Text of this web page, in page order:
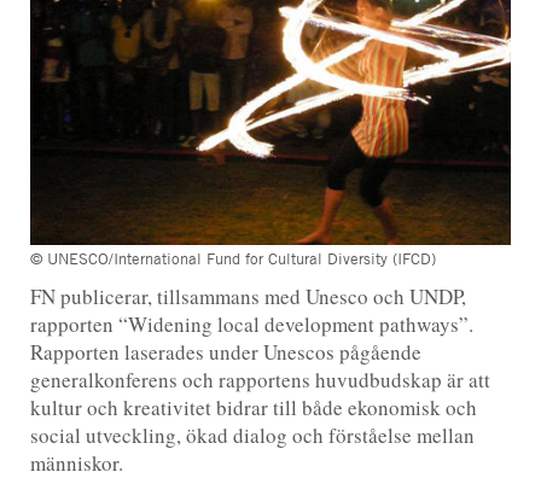
© UNESCO/International Fund for Cultural Diversity (IFCD)
FN publicerar, tillsammans med Unesco och UNDP,
rapporten “Widening local development pathways”.
Rapporten laserades under Unescos pågående
generalkonferens och rapportens huvudbudskap är att
kultur och kreativitet bidrar till både ekonomisk och
social utveckling, ökad dialog och förståelse mellan
människor.